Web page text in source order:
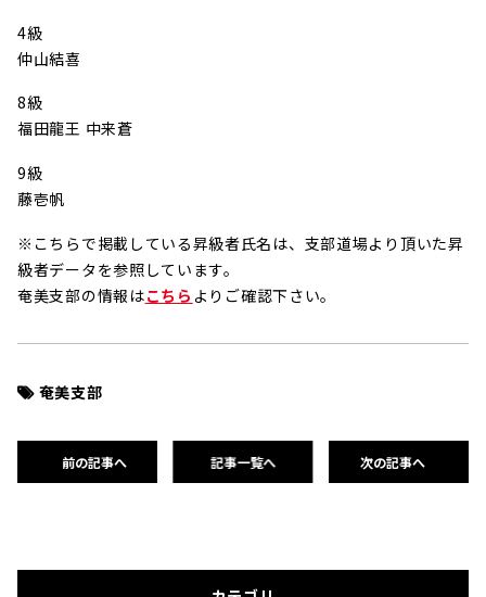
4級
仲山結喜
8級
福田龍王 中来蒼
9級
藤壱帆
※こちらで掲載している昇級者氏名は、支部道場より頂いた昇
級者データを参照しています。
奄美支部の情報はこちら よりご確認下さい。
奄美支部
前の記事へ 記事一覧へ 次の記事へ